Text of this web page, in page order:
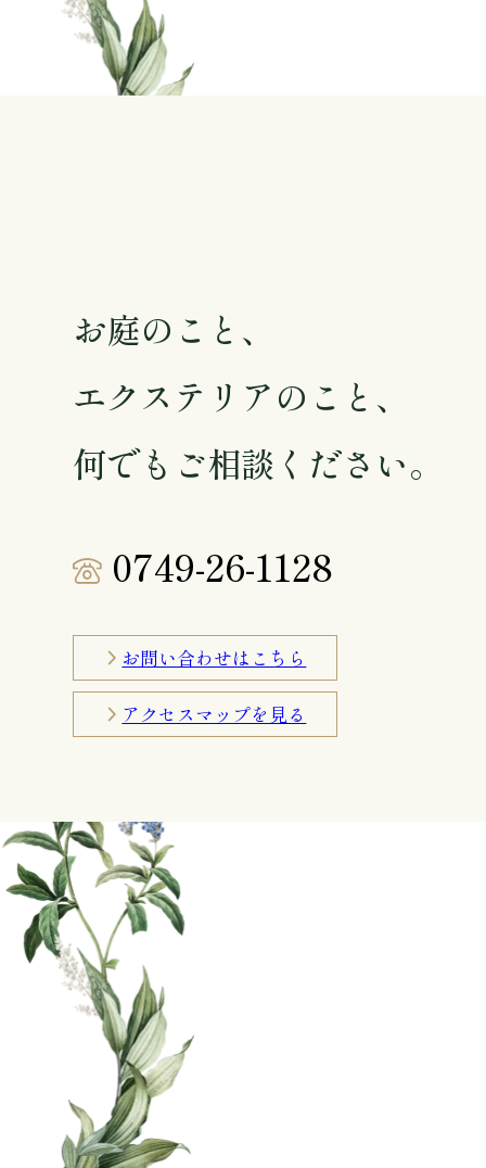
お庭のこと、
エクステリアのこと、
何でもご相談ください。
0749-26-1128
お問い合わせはこちら
アクセスマップを見る